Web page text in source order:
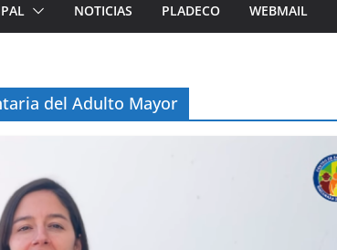
NOTICIAS PLADECO WEBMAIL
del Adulto Mayor